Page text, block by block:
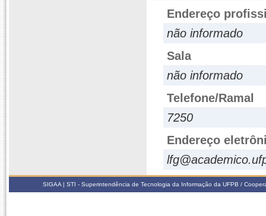
Endereço
não informado
Sala
não informado
Telefone/Ramal
7250
Endereço
SIGAA | STI - Superintendência de Tecnologia da Informação da UFPB /